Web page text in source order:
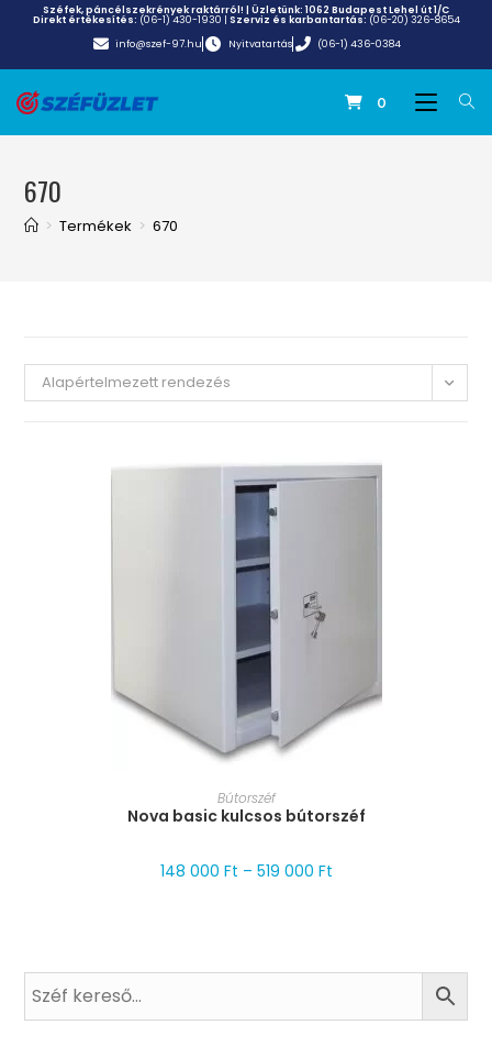
Széfek, páncélszekrények raktárról! | Üzletünk:1062 Budapest Lehel út 1/C
Direkt értékesítés: (06-1) 430-1930 | Szerviz és karbantartás: (06-20) 326-8654
info@szef-97.hu
Nyitvatartás (06-1) 436-0384
0
670
> Termékek > 670
Alapértelmezett rendezés
MÉRET VÁLASZTÁSA
Bútorszéf
Nova basic kulcsos bútorszéf
148 000 Ft – 519 000 Ft